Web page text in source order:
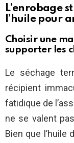
L’enrobage
l’huile pour
Choisir une
supporter les
Le séchage
récipient
fatidique de
ne se valent
Bien que l’huile